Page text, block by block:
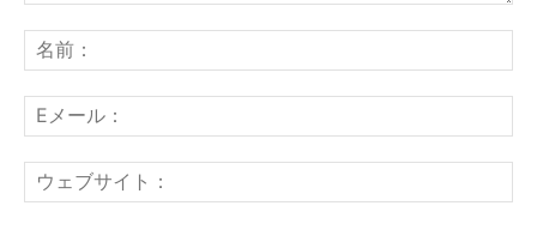
ン
ト：
前
メ
ー
ェ